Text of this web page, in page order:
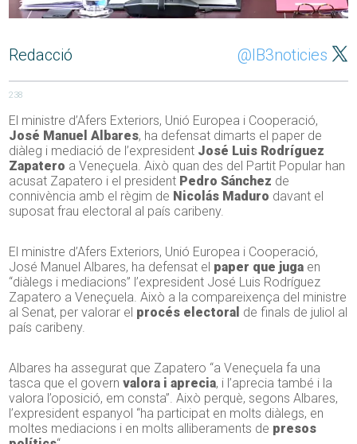
Redacció @IB3noticies
238
El ministre d’Afers Exteriors, Unió Europea i Cooperació,
José Manuel Albares, ha defensat dimarts el paper de
diàleg i mediació de l’expresident José Luis Rodríguez
Zapatero a Veneçuela. Això quan des del Partit Popular han
acusat Zapatero i el president Pedro Sánchez de
connivència amb el règim de Nicolás Maduro davant el
suposat frau electoral al país caribeny.
El ministre d’Afers Exteriors, Unió Europea i Cooperació,
José Manuel Albares, ha defensat el paper que juga en
“diàlegs i mediacions” l’expresident José Luis Rodríguez
Zapatero a Veneçuela. Això a la compareixença del ministre
al Senat, per valorar el procés electoral de finals de juliol al
país caribeny.
Albares ha assegurat que Zapatero “a Veneçuela fa una
tasca que el governvalora i aprecia, i l’aprecia també i la
valora l’oposició, em consta”. Això perquè, segons Albares,
l’expresident espanyol “ha participat en molts diàlegs, en
moltes mediacions i en molts alliberaments de presos